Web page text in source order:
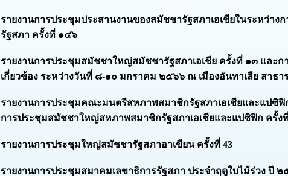
รายงานการประชุมประสานงานของสมัชชารัฐสภาเอเชียในระหว่าง
รัฐสภา ครั้งที่ ๑๔๖
รายงานการประชุมสมัชชาใหญ่สมัชชารัฐสภาเอเชีย ครั้งที่ ๑๓ และก
เกี่ยวข้อง ระหว่างวันที่ ๘-๑๐ มกราคม ๒๕๖๖ ณ เมืองอันทาเลีย สาธา
รายงานการประชุมคณะมนตรีสหภาพสมาชิกรัฐสภาเอเชียและแปซิ
การประชุมสมัชชาใหญ่สหภาพสมาชิกรัฐสภาเอเชียและแปซิฟิก ครั้ง
รายงานการประชุมใหญ่สมัชชารัฐสภาอาเขียน ครั้งที่ 43
รายงานการประชุมสมาคมเลขาธิการรัฐสภา ประจำฤดูใบไม้ร่วง ปี